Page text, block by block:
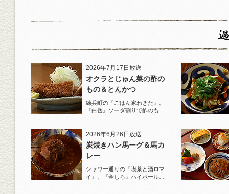
2026年7月17日放送
オクラとじゅん菜の酢の
もの＆とんかつ
練兵町の『ごはん家わきた』。
『白岳』ソーダ割りで酢のもの
2026年6月26日放送
炭焼きハン馬ーグ＆馬カ
レー
シャワー通りの『喫茶と酒ロマ
イ』。『金しろ』ハイボールで